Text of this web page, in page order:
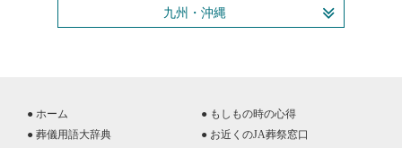
九州・沖縄
● ホーム
● もしもの時の心得
● 葬儀用語大辞典
● お近くのJA葬祭窓口